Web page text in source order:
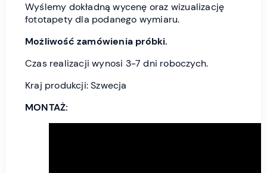
Wyślemy dokładną wycenę oraz wizualizację
fototapety dla podanego wymiaru.
Możliwość zamówienia próbki.
Czas realizacji wynosi 3-7 dni roboczych.
Kraj produkcji: Szwecja
MONTAŻ: